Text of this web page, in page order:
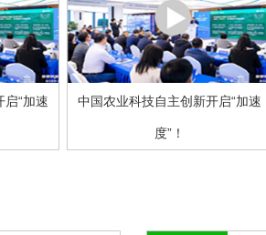
“加速 中国农业科技自主创新开启“加速
度”！